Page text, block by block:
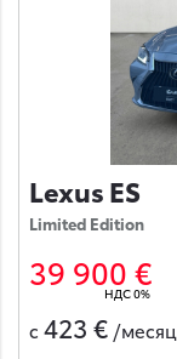
Lexus ES
Limited Edition
39 900 €
НДС 0%
с 423 € /месяц